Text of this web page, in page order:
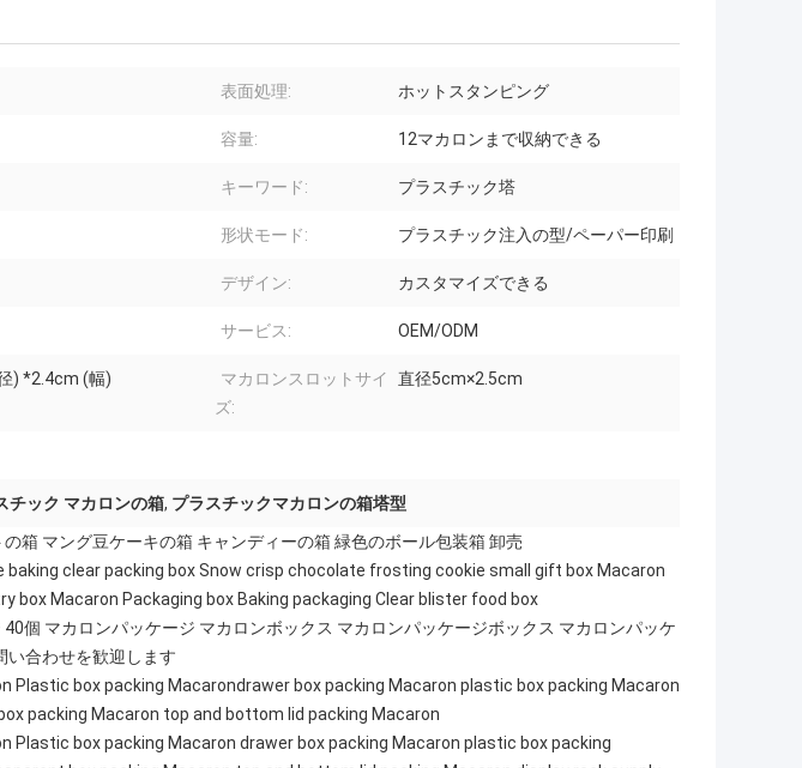
表面処理: ホットスタンピング
容量: 12マカロンまで収納できる
キーワード: プラスチック塔
形状モード: プラスチック注入の型/ペーパー印刷
デザイン: カスタマイズできる
サービス: OEM/ODM
) *2.4cm (幅)
マカロンスロットサイ
ズ:
直径5cm×2.5cm
チック マカロンの箱, プラスチックマカロンの箱塔型
箱 マング豆ケーキの箱 キャンディーの箱 緑色のボール包装箱 卸売
baking clear packing box Snow crisp chocolate frosting cookie small gift box Macaron
box Macaron Packaging box Baking packaging Clear blister food box
個 マカロンパッケージ マカロンボックス マカロンパッケージボックス マカロンパッケ
い合わせを歓迎します
Plastic box packing Macarondrawer box packing Macaron plastic box packing Macaron
packing Macaron top and bottom lid packing Macaron
Plastic box packing Macaron drawer box packing Macaron plastic box packing